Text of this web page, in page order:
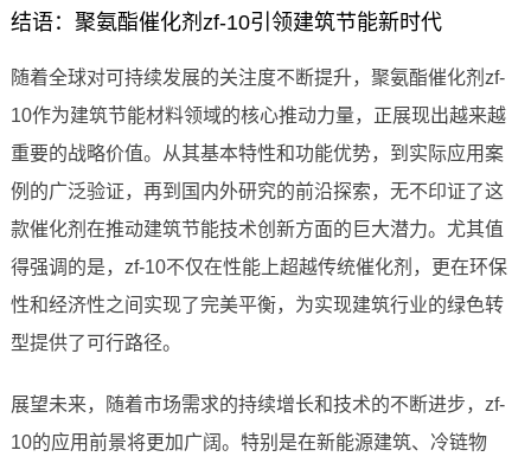
结语：聚氨酯催化剂zf-10引领建筑节能新时代
随着全球对可持续发展的关注度不断提升，聚氨酯催化剂zf-
10作为建筑节能材料领域的核心推动力量，正展现出越来越
重要的战略价值。从其基本特性和功能优势，到实际应用案
例的广泛验证，再到国内外研究的前沿探索，无不印证了这
款催化剂在推动建筑节能技术创新方面的巨大潜力。尤其值
得强调的是，zf-10不仅在性能上超越传统催化剂，更在环保
性和经济性之间实现了完美平衡，为实现建筑行业的绿色转
型提供了可行路径。
展望未来，随着市场需求的持续增长和技术的不断进步，zf-
10的应用前景将更加广阔。特别是在新能源建筑、冷链物